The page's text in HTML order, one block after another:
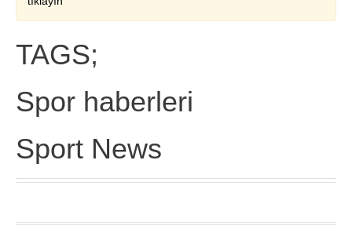
TAGS;
Spor haberleri
Sport News